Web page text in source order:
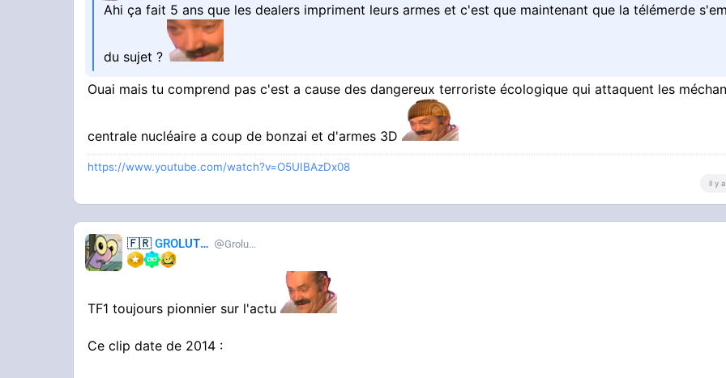
Ahi ça fait 5 ans que les dealers impriment leurs armes et c'est que maintenant que la télémerde
du sujet ?
Ouai mais tu comprend pas c'est a cause des dangereux terroriste écologique qui attaquent les
centrale nucléaire a coup de bonzai et d'armes 3D
https://www.youtube.com/watch?v=O5UIBAzDx08
il y
🇫🇷GROLUTES Grolutes
TF1 toujours pionnier sur l'actu
Ce clip date de 2014 :